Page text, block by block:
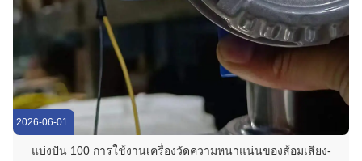
2026-06-01
แบ่งปัน 100 การใช้งานเครื่องวัดความหนาแน่นของส้อมเสียง-